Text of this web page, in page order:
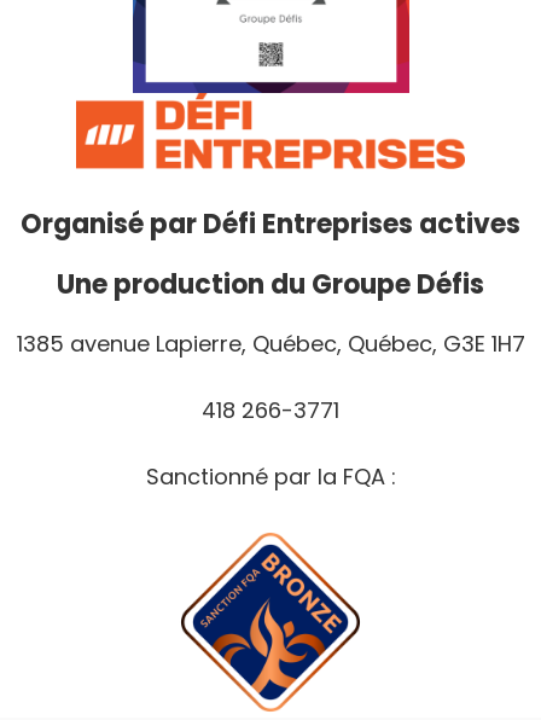
Organisé parDéfi Entreprises actives
Une production du Groupe Défis
1385 avenue Lapierre, Québec, Québec, G3E 1H7
418 266-3771
Sanctionné par la FQA :